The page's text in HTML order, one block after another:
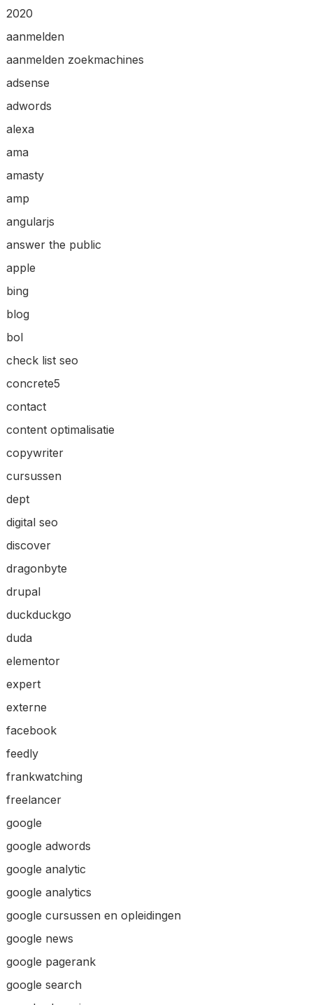
2020
aanmelden
aanmelden zoekmachines
adsense
adwords
alexa
ama
amasty
amp
angularjs
answer the public
apple
bing
blog
bol
check list seo
concrete5
contact
content optimalisatie
copywriter
cursussen
dept
digital seo
discover
dragonbyte
drupal
duckduckgo
duda
elementor
expert
externe
facebook
feedly
frankwatching
freelancer
google
google adwords
google analytic
google analytics
google cursussen en opleidingen
google news
google pagerank
google search